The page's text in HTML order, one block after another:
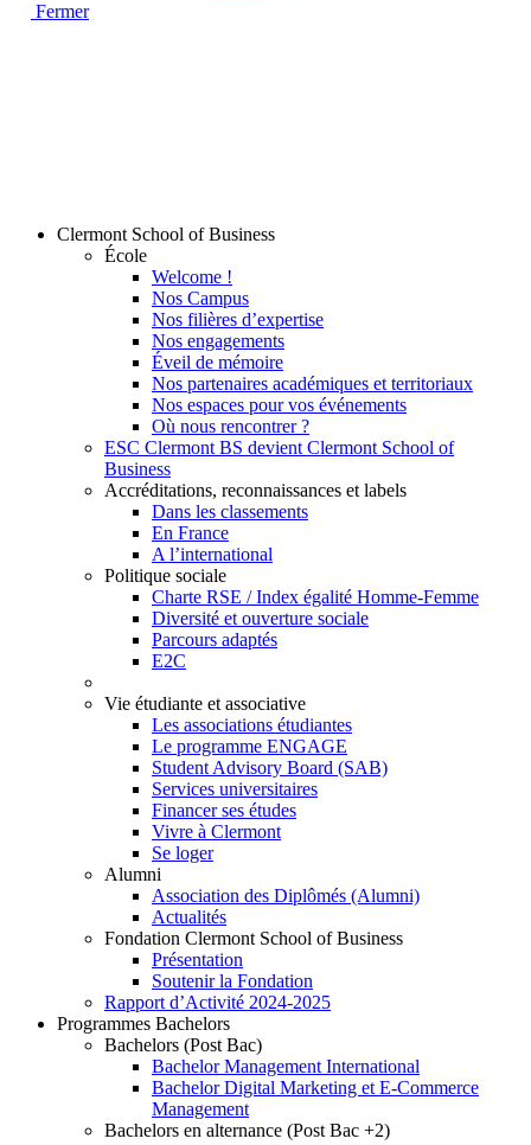
Fermer
Clermont School of Business
École
Welcome !
Nos Campus
Nos filières d’expertise
Nos engagements
Éveil de mémoire
Nos partenaires académiques et territoriaux
Nos espaces pour vos événements
Où nous rencontrer ?
ESC Clermont BS devient Clermont School of
Business
Accréditations, reconnaissances et labels
Dans les classements
En France
A l’international
Politique sociale
Charte RSE / Index égalité Homme-Femme
Diversité et ouverture sociale
Parcours adaptés
E2C
Vie étudiante et associative
Les associations étudiantes
Le programme ENGAGE
Student Advisory Board (SAB)
Services universitaires
Financer ses études
Vivre à Clermont
Se loger
Alumni
Association des Diplômés (Alumni)
Actualités
Fondation Clermont School of Business
Présentation
Soutenir la Fondation
Rapport d’Activité 2024-2025
Programmes Bachelors
Bachelors (Post Bac)
Bachelor Management International
Bachelor Digital Marketing et E-Commerce
Management
Bachelors en alternance (Post Bac +2)